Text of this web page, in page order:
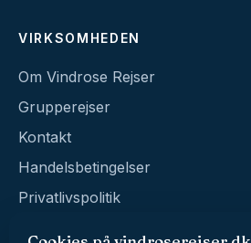
VIRKSOMHEDEN
Om Vindrose Rejser
Grupperejser
Kontakt
Handelsbetingelser
Privatlivspolitik